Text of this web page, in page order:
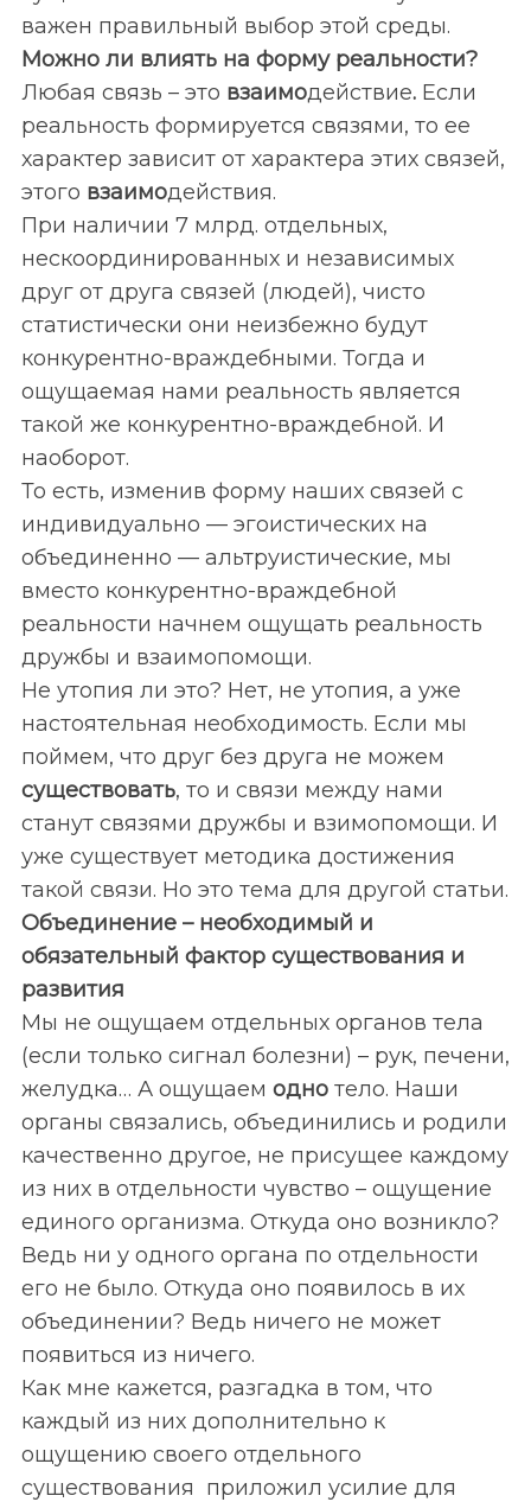
важен правильный выбор этой среды.
Можно ли влиять на форму реальности?
Любая связь – это взаимодействие. Если
реальность формируется связями, то ее
характер зависит от характера этих связей,
этого взаимодействия.
При наличии 7 млрд. отдельных,
нескоординированных и независимых
друг от друга связей (людей), чисто
статистически они неизбежно будут
конкурентно-враждебными. Тогда и
ощущаемая нами реальность является
такой же конкурентно-враждебной. И
наоборот.
То есть, изменив форму наших связей с
индивидуально — эгоистических на
объединенно — альтруистические, мы
вместо конкурентно-враждебной
реальности начнем ощущать реальность
дружбы и взаимопомощи.
Не утопия ли это? Нет, не утопия, а уже
настоятельная необходимость. Если мы
поймем, что друг без друга не можем
существовать, то и связи между нами
станут связями дружбы и взимопомощи. И
уже существует методика достижения
такой связи. Но это тема для другой статьи.
Объединение – необходимый и
обязательный фактор существования и
развития
Мы не ощущаем отдельных органов тела
(если только сигнал болезни) – рук, печени,
желудка… А ощущаем однотело. Наши
органы связались, объединились и родили
качественно другое, не присущее каждому
из них в отдельности чувство – ощущение
единого организма. Откуда оно возникло?
Ведь ни у одного органа по отдельности
его не было. Откуда оно появилось в их
объединении? Ведь ничего не может
появиться из ничего.
Как мне кажется, разгадка в том, что
каждый из них дополнительно к
ощущению своего отдельного
существования приложил усилие для
S
e
a
h
f
o
По авторам